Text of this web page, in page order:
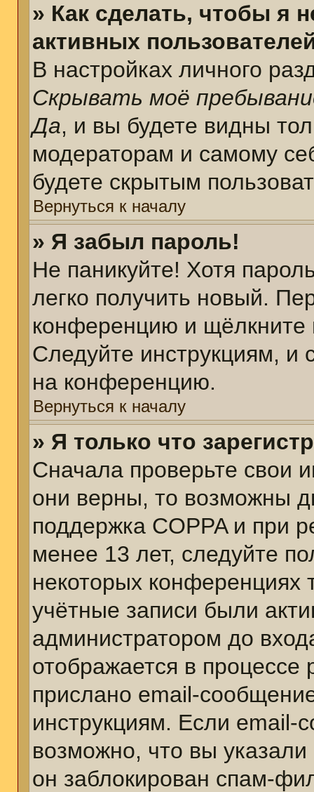
» Как сделать, чтобы я
активных
В настройках личного
Скрывать моё
Да, и вы будете видны
модераторам и самому
будете скрытым
Вернуться к началу
» Я забыл пароль!
Не паникуйте! Хотя
легко получить новый.
конференцию и щёлкните
Следуйте инструкциям, и
на конференцию.
Вернуться к началу
» Я только что
Сначала проверьте свои
они верны, то возможны
поддержка COPPA и при
менее 13 лет, следуйте
некоторых конференциях
учётные записи были
администратором до
отображается в
прислано email-
инструкциям. Если email-
возможно, что вы
он заблокирован спам-